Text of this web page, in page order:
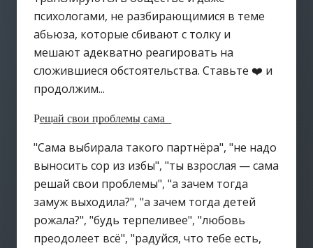
психологами, не разбирающимися в теме
абьюза, которые сбивают с толку и
мешают адекватно реагировать на
сложившиеся обстоятельства. Ставьте ❤️ и
продолжим...
Р͟е͟ш͟а͟й͟ с͟в͟о͟и͟ п͟р͟о͟б͟л͟е͟м͟ы͟ с͟а͟м͟а͟
"Сама выбирала такого партнёра", "не надо
выносить сор из избы", "ты взрослая — сама
решай свои проблемы", "а зачем тогда
замуж выходила?", "а зачем тогда детей
рожала?", "будь терпеливее", "любовь
преодолеет всё", "радуйся, что тебе есть,